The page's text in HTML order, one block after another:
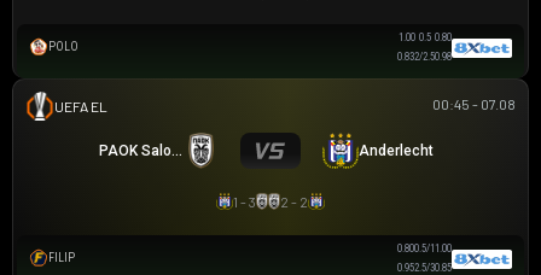
POLO
1.00 0.5 0.80
0.832/2.50.98
00:45 - 07.08
PAOK Saloniki Anderlecht
1 - 3 2 - 2
FILIP
0.800.5/1 1.00
0.952.5/30.85